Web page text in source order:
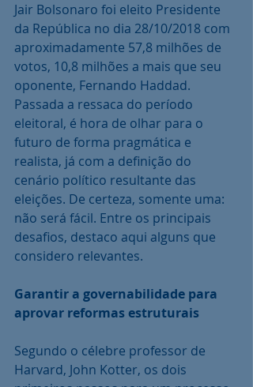
Jair Bolsonaro foi eleito Presidente
da República no dia 28/10/2018 com
aproximadamente 57,8 milhões de
votos, 10,8 milhões a mais que seu
oponente, Fernando Haddad.
Passada a ressaca do período
eleitoral, é hora de olhar para o
futuro de forma pragmática e
realista, já com a definição do
cenário político resultante das
eleições. De certeza, somente uma:
não será fácil. Entre os principais
desafios, destaco aqui alguns que
considero relevantes.
Garantir a governabilidade para
aprovar reformas estruturais
Segundo o célebre professor de
Harvard, John Kotter, os dois